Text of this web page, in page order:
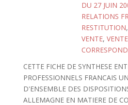
DU 27 JUIN
RELATIONS
RESTITUTION,
VENTE,
CETTE FICHE DE SYNTHESE
PROFESSIONNELS FRANCAIS
D'ENSEMBLE DES
ALLEMAGNE EN MATIERE DE